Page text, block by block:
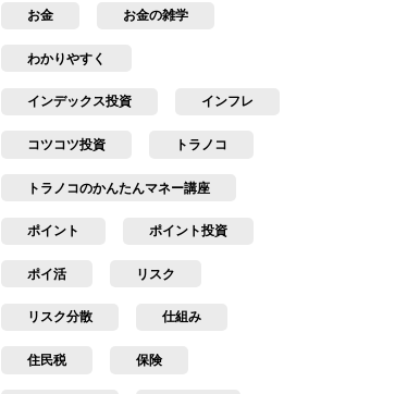
お金 お金の雑学
わかりやすく
インデックス投資 インフレ
コツコツ投資 トラノコ
トラノコのかんたんマネー講座
ポイント ポイント投資
ポイ活 リスク
リスク分散 仕組み
住民税 保険